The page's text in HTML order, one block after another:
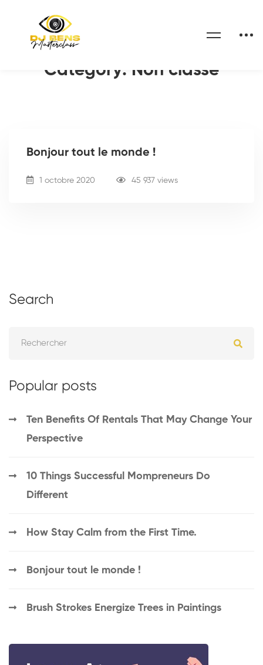
Category: Non classé
Blog
Bonjour tout le monde !
1 octobre 2020 45 937 views
Search
Popular posts
Ten Benefits Of Rentals That May Change Your
Perspective
10 Things Successful Mompreneurs Do
Different
How Stay Calm from the First Time.
Bonjour tout le monde !
Brush Strokes Energize Trees in Paintings